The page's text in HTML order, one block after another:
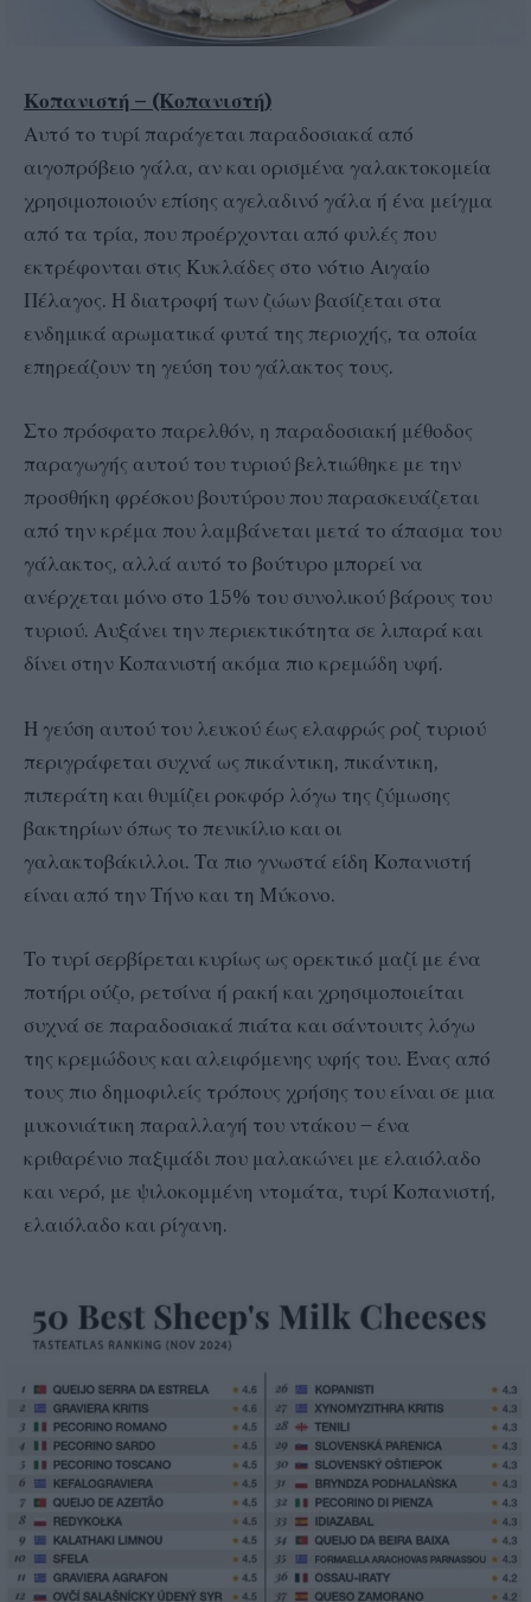
Κοπανιστή – (Κοπανιστή)
Αυτό το τυρί παράγεται παραδοσιακά από
αιγοπρόβειο γάλα, αν και ορισμένα γαλακτοκομεία
χρησιμοποιούν επίσης αγελαδινό γάλα ή ένα μείγμα
από τα τρία, που προέρχονται από φυλές που
εκτρέφονται στις Κυκλάδες στο νότιο Αιγαίο
Πέλαγος. Η διατροφή των ζώων βασίζεται στα
ενδημικά αρωματικά φυτά της περιοχής, τα οποία
επηρεάζουν τη γεύση του γάλακτος τους.
Στο πρόσφατο παρελθόν, η παραδοσιακή μέθοδος
παραγωγής αυτού του τυριού βελτιώθηκε με την
προσθήκη φρέσκου βουτύρου που παρασκευάζεται
από την κρέμα που λαμβάνεται μετά το άπασμα του
γάλακτος, αλλά αυτό το βούτυρο μπορεί να
ανέρχεται μόνο στο 15% του συνολικού βάρους του
τυριού. Αυξάνει την περιεκτικότητα σε λιπαρά και
δίνει στην Κοπανιστή ακόμα πιο κρεμώδη υφή.
Η γεύση αυτού του λευκού έως ελαφρώς ροζ τυριού
περιγράφεται συχνά ως πικάντικη, πικάντικη,
πιπεράτη και θυμίζει ροκφόρ λόγω της ζύμωσης
βακτηρίων όπως το πενικίλιο και οι
γαλακτοβάκιλλοι. Τα πιο γνωστά είδη Κοπανιστή
είναι από την Τήνο και τη Μύκονο.
Το τυρί σερβίρεται κυρίως ως ορεκτικό μαζί με ένα
ποτήρι ούζο, ρετσίνα ή ρακή και χρησιμοποιείται
συχνά σε παραδοσιακά πιάτα και σάντουιτς λόγω
της κρεμώδους και αλειφόμενης υφής του. Ένας από
τους πιο δημοφιλείς τρόπους χρήσης του είναι σε μια
μυκονιάτικη παραλλαγή του ντάκου – ένα
κριθαρένιο παξιμάδι που μαλακώνει με ελαιόλαδο
και νερό, με ψιλοκομμένη ντομάτα, τυρί Κοπανιστή,
ελαιόλαδο και ρίγανη.